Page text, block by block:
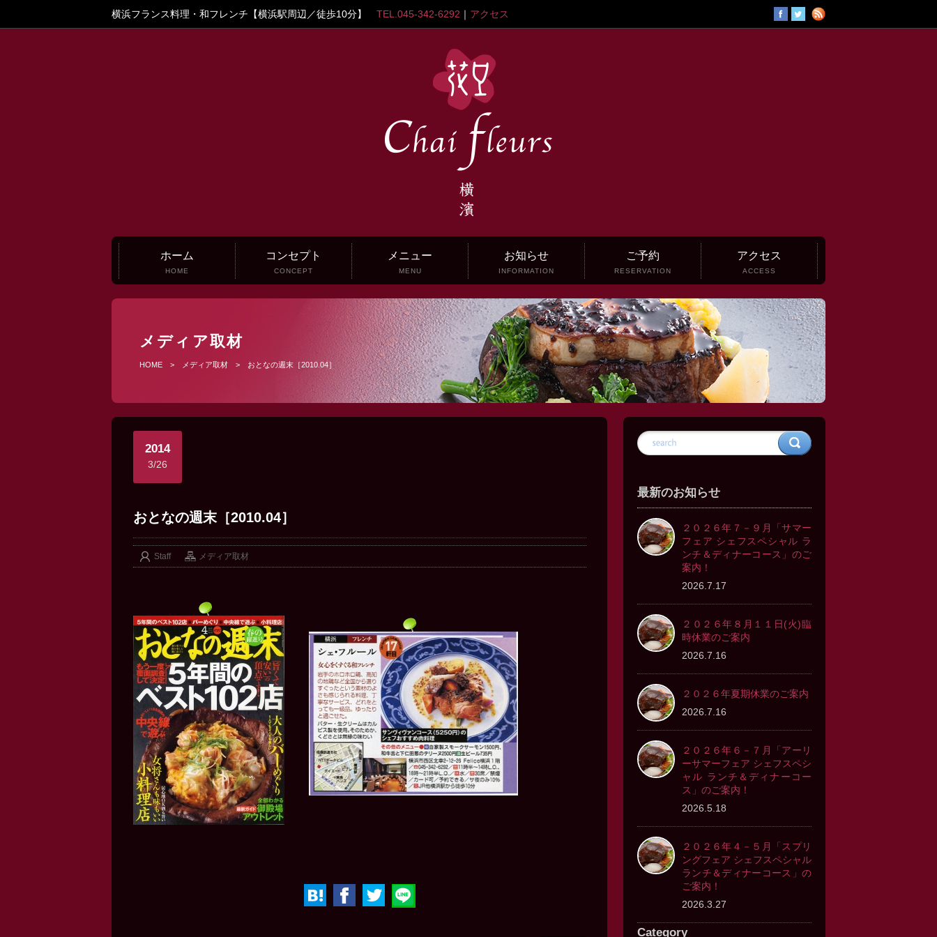
横浜フランス料理・和フレンチ【横浜駅周辺／徒歩10分】 TEL.045-342-6292 ｜ アクセス
ホーム
HOME
コンセプト
CONCEPT
メニュー
MENU
お知らせ
INFORMATION
ご予約
RESERVATION
アクセス
ACCESS
メディア取材
HOME > メディア取材 > おとなの週末［2010.04］
2014
3/26
おとなの週末［2010.04］
Staff メディア取材
最新のお知らせ
２０２６年７－９月「サマー
フェア シェフスペシャル ラ
ンチ＆ディナーコース」のご
案内！
2026.7.17
２０２６年８月１１日(火)臨
時休業のご案内
2026.7.16
２０２６年夏期休業のご案内
2026.7.16
２０２６年６－７月「アーリ
ーサマーフェア シェフスペシ
ャル ランチ＆ディナーコー
ス」のご案内！
2026.5.18
２０２６年４－５月「スプリ
ングフェア シェフスペシャル
ランチ＆ディナーコース」の
ご案内！
2026.3.27
Category